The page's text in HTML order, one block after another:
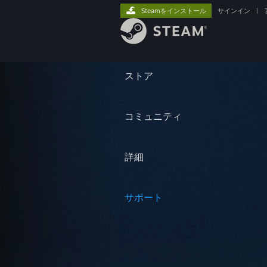
ストア
コミュニティ
詳細
サポート
Steamをインストール サインイン